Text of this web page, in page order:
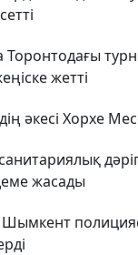
жетті
әкесі Хорхе
жасады